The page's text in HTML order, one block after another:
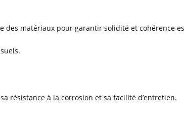
des matériaux pour garantir solidité et cohérence
résistance à la corrosion et sa facilité d’entretien.